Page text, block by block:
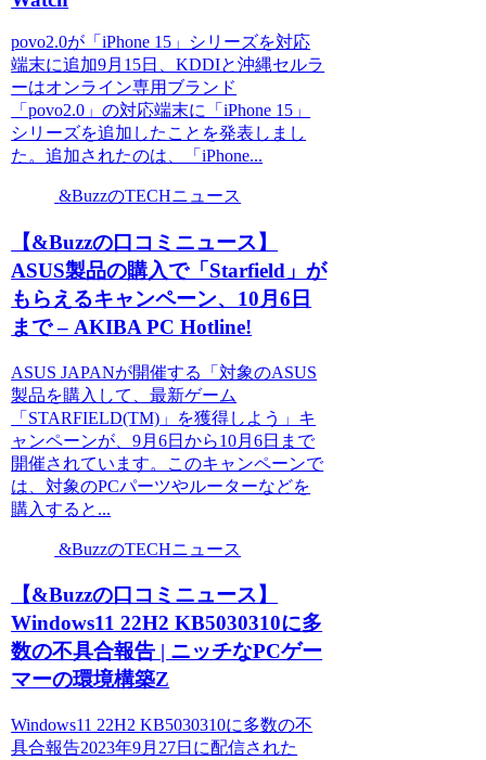
povo2.0が「iPhone 15」シリーズを対応
端末に追加9月15日、KDDIと沖縄セルラ
ーはオンライン専用ブランド
「povo2.0」の対応端末に「iPhone 15」
シリーズを追加したことを発表しまし
た。追加されたのは、「iPhone...
&BuzzのTECHニュース
【&Buzzの口コミニュース】
ASUS製品の購入で「Starfield」が
もらえるキャンペーン、10月6日
まで – AKIBA PC Hotline!
ASUS JAPANが開催する「対象のASUS
製品を購入して、最新ゲーム
「STARFIELD(TM)」を獲得しよう」キ
ャンペーンが、9月6日から10月6日まで
開催されています。このキャンペーンで
は、対象のPCパーツやルーターなどを
購入すると...
&BuzzのTECHニュース
【&Buzzの口コミニュース】
Windows11 22H2 KB5030310に多
数の不具合報告 | ニッチなPCゲー
マーの環境構築Z
Windows11 22H2 KB5030310に多数の不
具合報告2023年9月27日に配信された